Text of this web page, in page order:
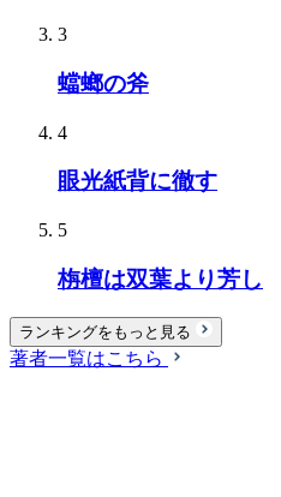
3
蟷螂の斧
4
眼光紙背に徹す
5
栴檀は双葉より芳し
ランキングをもっと見る
著者一覧はこちら